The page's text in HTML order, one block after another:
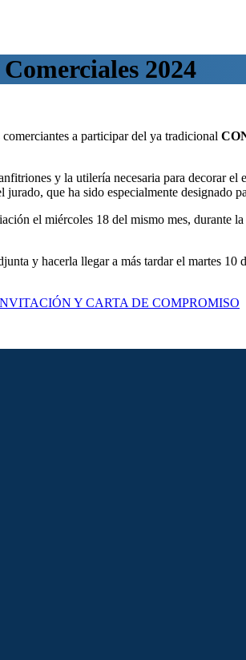
2024
a participar del ya tradicional
y la utilería necesaria para decorar el
que ha sido especialmente designado
el miércoles 18 del mismo mes, durante
y hacerla llegar a más tardar el martes
Y CARTA DE COMPROMISO